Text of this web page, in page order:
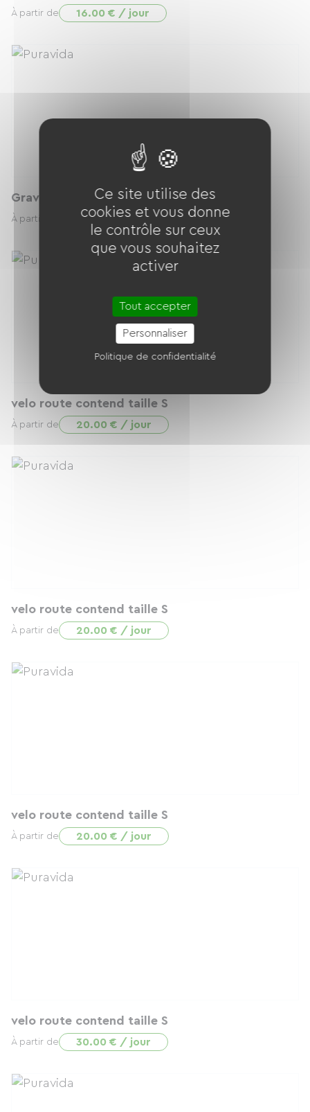
À partir de 16.00 € / jour
Gravel revolt taille L
À partir de 30.00 € / jour
velo route contend taille S
À partir de 20.00 € / jour
velo route contend taille S
À partir de 20.00 € / jour
velo route contend taille S
À partir de 20.00 € / jour
velo route contend taille S
À partir de 30.00 € / jour
Ce site utilise des
cookies et vous donne
le contrôle sur ceux
que vous souhaitez
activer
Tout accepter
Personnaliser
Politique de confidentialité